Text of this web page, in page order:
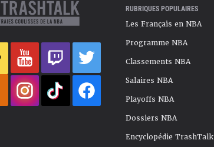
RUBRIQUES POPULAIRES
Les Français en NBA
Programme NBA
Classements NBA
Salaires NBA
Playoffs NBA
Dossiers NBA
Encyclopédie TrashTalk